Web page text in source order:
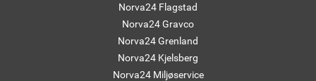
Norva24 Flagstad
Norva24 Gravco
Norva24 Grenland
Norva24 Kjelsberg
Norva24 Miljøservice